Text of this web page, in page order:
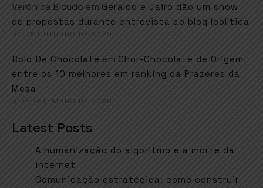
Verônica Bicudo em Geraldo e Jairo dão um show
de propostas durante entrevista ao blog Ipolítica
30 DE OUTUBRO DE 2020
Bolo De Chocolate em Chor-Chocolate de Origem
entre os 10 melhores em ranking da Prazeres da
Mesa
3 DE SETEMBRO DE 2020
Latest Posts
A humanização do algoritmo e a morte da
internet
Comunicação estratégica: como construir